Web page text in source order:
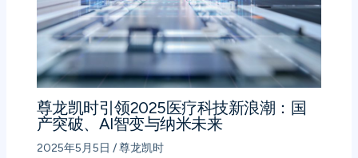
尊龙凯时引领2025医疗科技新浪潮：国
产突破、AI智变与纳米未来
2025年5月5日 /尊龙凯时